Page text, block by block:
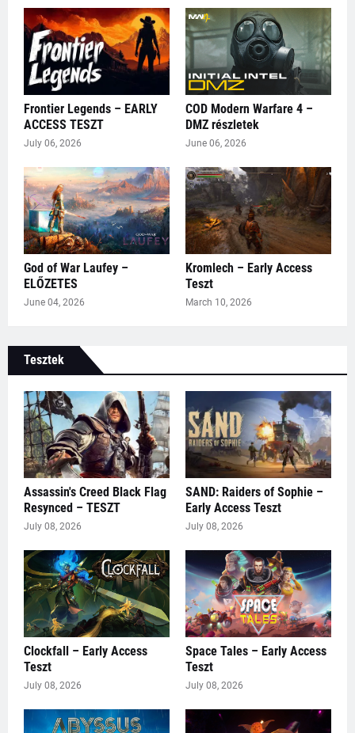
Frontier Legends – EARLY
ACCESS TESZT
July 06, 2026
COD Modern Warfare 4 –
DMZ részletek
June 06, 2026
God of War Laufey –
ELŐZETES
June 04, 2026
Kromlech – Early Access
Teszt
March 10, 2026
Tesztek
Assassin's Creed Black Flag
Resynced – TESZT
July 08, 2026
SAND: Raiders of Sophie –
Early Access Teszt
July 08, 2026
Clockfall – Early Access
Teszt
July 08, 2026
Space Tales – Early Access
Teszt
July 08, 2026